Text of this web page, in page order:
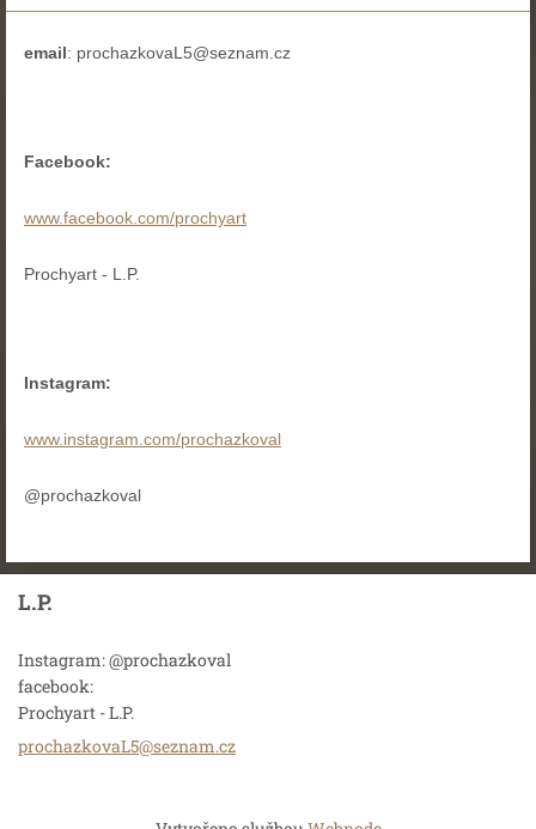
email: prochazkovaL5@seznam.cz
Facebook:
www.facebook.com/prochyart
Prochyart - L.P.
Instagram:
www.instagram.com/prochazkoval
@prochazkoval
L.P.
Instagram: @prochazkoval
facebook:
Prochyart - L.P.
prochazkovaL5@seznam.cz